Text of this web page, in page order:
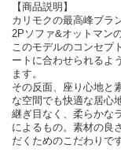
【商品説明】
カリモクの最高峰ブラ
2Pソファ&オットマン
このモデルのコンセプ
ートに合わせられるよ
ます。
その反面、座り心地と
な空間でも快適な居心
継ぎ目なく、柔らかな
によるもの。素材の良
だくためのこだわりです